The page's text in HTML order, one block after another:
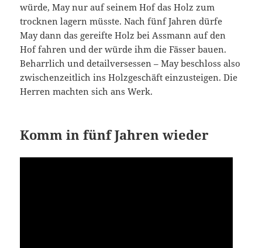
würde, May nur auf seinem Hof das Holz zum
trocknen lagern müsste. Nach fünf Jahren dürfe
May dann das gereifte Holz bei Assmann auf den
Hof fahren und der würde ihm die Fässer bauen.
Beharrlich und detailversessen – May beschloss also
zwischenzeitlich ins Holzgeschäft einzusteigen. Die
Herren machten sich ans Werk.
Komm in fünf Jahren wieder